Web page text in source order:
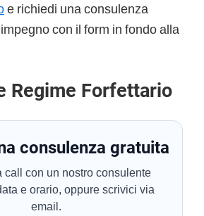
e richiedi una consulenza
con il form in fondo alla
Regime Forfettario
consulenza gratuita
call con un nostro consulente
e orario, oppure scrivici via
email.